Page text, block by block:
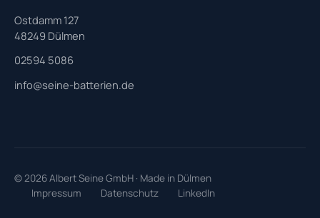
Ostdamm 127
48249 Dülmen
02594 5086
info@seine-batterien.de
© 2026 Albert Seine GmbH · Made in Dülmen
Impressum
Datenschutz LinkedIn